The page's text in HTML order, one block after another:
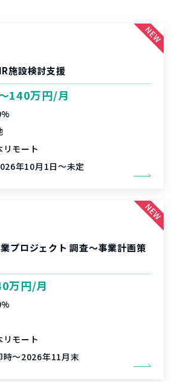
施設検討支援
140万円/月
リモート
年10月1日～未定
プロジェクト 調査〜事業計画策
万円/月
リモート
時～2026年11月末